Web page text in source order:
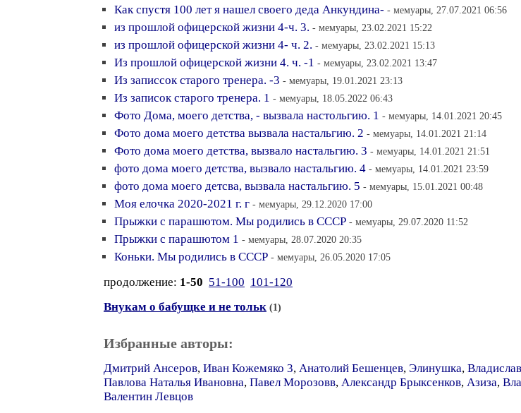
Как спустя 100 лет я нашел своего деда Анкундина- - мемуары, 27.07.2021 06:56
из прошлой офицерской жизни 4-ч. 3. - мемуары, 23.02.2021 15:22
из прошлой офицерской жизни 4- ч. 2. - мемуары, 23.02.2021 15:13
Из прошлой офицерской жизни 4. ч. -1 - мемуары, 23.02.2021 13:47
Из записсок старого тренера. -3 - мемуары, 19.01.2021 23:13
Из записок старого тренера. 1 - мемуары, 18.05.2022 06:43
Фото Дома, моего детства, - вызвала настольгию. 1 - мемуары, 14.01.2021 20:45
Фото дома моего детства вызвала настальгию. 2 - мемуары, 14.01.2021 21:14
Фото дома моего детства, вызвало настальгию. 3 - мемуары, 14.01.2021 21:51
фото дома моего детства, вызвало настальгию. 4 - мемуары, 14.01.2021 23:59
фото дома моего детсва, вызвала настальгию. 5 - мемуары, 15.01.2021 00:48
Моя елочка 2020-2021 г. г - мемуары, 29.12.2020 17:00
Прыжки с парашютом. Мы родились в СССР - мемуары, 29.07.2020 11:52
Прыжки с парашютом 1 - мемуары, 28.07.2020 20:35
Коньки. Мы родились в СССР - мемуары, 26.05.2020 17:05
продолжение: 1-50 51-100 101-120
Внукам о бабущке и не тольк (1)
Избранные авторы:
Дмитрий Ансеров, Иван Кожемяко 3, Анатолий Бешенцев, Элинушка,
Павлова Наталья Ивановна, Павел Морозовв, Александр Брыксенков, Азиза,
Валентин Левцов